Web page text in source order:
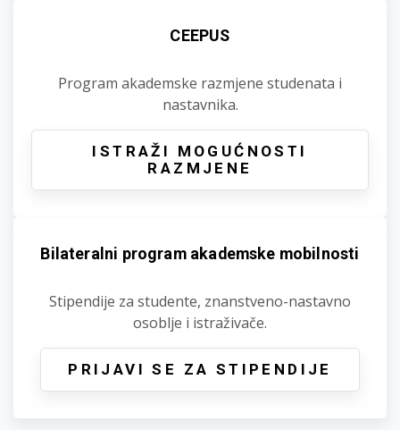
CEEPUS
Program akademske razmjene studenata i
nastavnika.
ISTRAŽI MOGUĆNOSTI
RAZMJENE
Bilateralni program akademske mobilnosti
Stipendije za studente, znanstveno-nastavno
osoblje i istraživače.
PRIJAVI SE ZA STIPENDIJE